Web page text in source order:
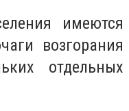
имеются
возгорания
отдельных